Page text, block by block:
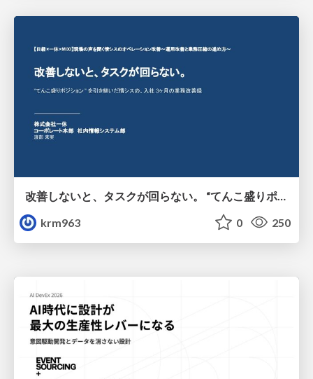
krm963
0 250